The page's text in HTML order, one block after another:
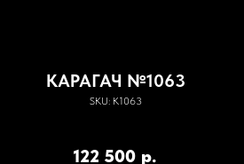
КАРАГАЧ №1063
SKU: К1063
122 500 р.